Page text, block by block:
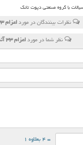
با گروه صنعتی دپوت تانک
نظرات بینندگان در مورداعزام ۳۳ آتش نشان از تهران به مناطق سیل زده خوزستان
نظر شما در مورداعزام ۳۳ آتش نشان از تهران به مناطق سیل زده خوزستان
= ۴ بعلاوه ۱